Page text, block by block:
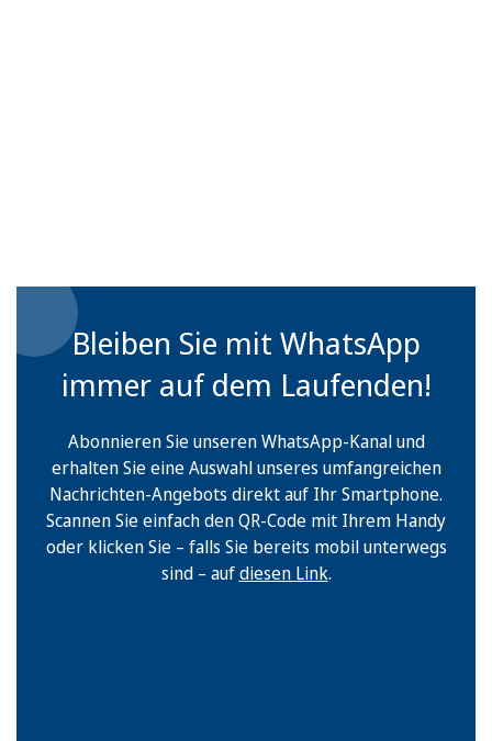
Bleiben Sie mit WhatsApp
immer auf dem Laufenden!
Abonnieren Sie unseren WhatsApp-Kanal und
erhalten Sie eine Auswahl unseres umfangreichen
Nachrichten-Angebots direkt auf Ihr Smartphone.
Scannen Sie einfach den QR-Code mit Ihrem Handy
oder klicken Sie – falls Sie bereits mobil unterwegs
sind – aufdiesen Link.